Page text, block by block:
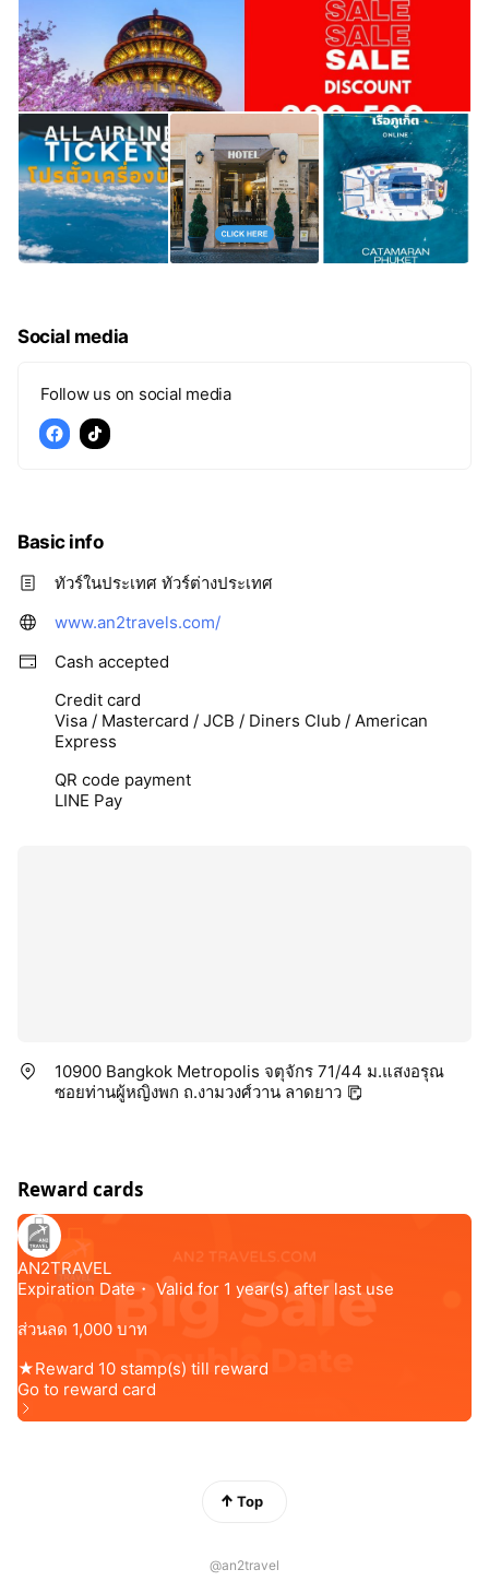
Social media
Follow us on social media
Basic info
ทัวร์ในประเทศ ทัวร์ต่างประเทศ
www.an2travels.com/
Cash accepted
Credit card
Visa / Mastercard / JCB / Diners Club / American
Express
QR code payment
LINE Pay
10900 Bangkok Metropolis จตุจักร 71/44 ม.แสงอรุณ
ซอยท่านผู้หญิงพก ถ.งามวงศ์วาน ลาดยาว
Reward cards
Top
@an2travel